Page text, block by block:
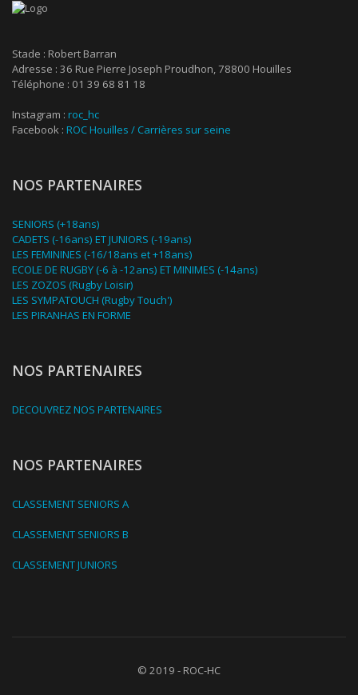
Stade : Robert Barran
Adresse : 36 Rue Pierre Joseph Proudhon, 78800 Houilles
Téléphone : 01 39 68 81 18
Instagram : roc_hc
Facebook : ROC Houilles / Carrières sur seine
NOS PARTENAIRES
SENIORS (+18ans)
CADETS (-16ans) ET JUNIORS (-19ans)
LES FEMININES (-16/18ans et +18ans)
ECOLE DE RUGBY (-6 à -12ans) ET MINIMES (-14ans)
LES ZOZOS (Rugby Loisir)
LES SYMPATOUCH (Rugby Touch')
LES PIRANHAS EN FORME
NOS PARTENAIRES
DECOUVREZ NOS PARTENAIRES
NOS PARTENAIRES
CLASSEMENT SENIORS A
CLASSEMENT SENIORS B
CLASSEMENT JUNIORS
© 2019 - ROC-HC